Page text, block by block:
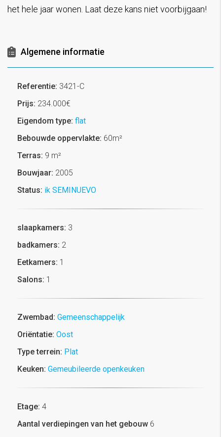
het hele jaar wonen. Laat deze kans niet voorbijgaan!
Algemene informatie
Referentie: 3421-C
Prijs: 234.000€
Eigendom type: flat
Bebouwde oppervlakte: 60m²
Terras: 9 m²
Bouwjaar: 2005
Status: ik SEMINUEVO
slaapkamers: 3
badkamers: 2
Eetkamers: 1
Salons: 1
Zwembad: Gemeenschappelijk
Oriëntatie: Oost
Type terrein: Plat
Keuken: Gemeubileerde openkeuken
Etage: 4
Aantal verdiepingen van het gebouw 6